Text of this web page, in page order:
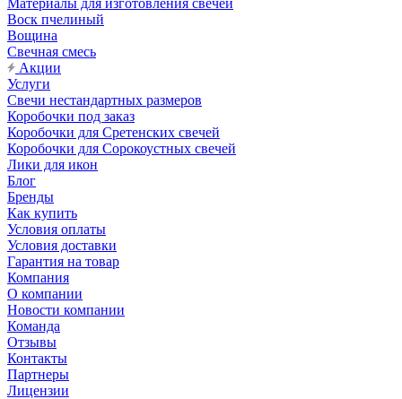
Материалы для изготовления свечей
Воск пчелиный
Вощина
Свечная смесь
Акции
Услуги
Свечи нестандартных размеров
Коробочки под заказ
Коробочки для Сретенских свечей
Коробочки для Сорокоустных свечей
Лики для икон
Блог
Бренды
Как купить
Условия оплаты
Условия доставки
Гарантия на товар
Компания
О компании
Новости компании
Команда
Отзывы
Контакты
Партнеры
Лицензии